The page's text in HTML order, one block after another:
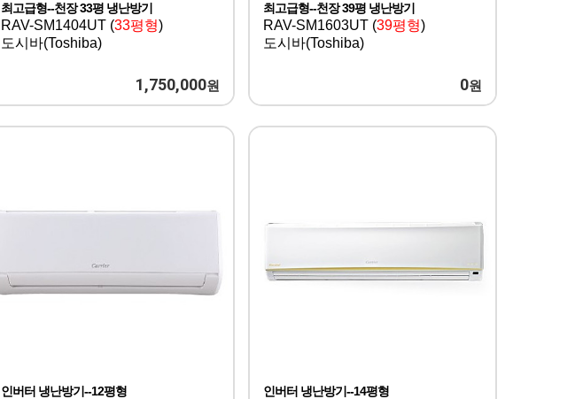
최고급형--천장 33평 냉난방기
RAV-SM1404UT (33평형)
도시바(Toshiba)
1,750,000원
최고급형--천장 39평 냉난방기
RAV-SM1603UT (39평형)
도시바(Toshiba)
0원
인버터 냉난방기--12평형 인버터 냉난방기--14평형